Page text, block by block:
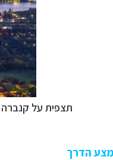
תצפית על
הדרך